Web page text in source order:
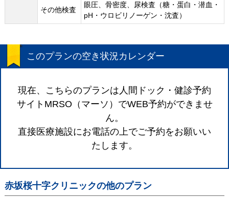
その他検査
眼圧、骨密度、尿検査（糖・蛋白・潜血・
pH・ウロビリノーゲン・沈査）
このプランの空き状況カレンダー
現在、こちらのプランは人間ドック・健診予約
サイトMRSO（マーソ）でWEB予約ができませ
ん。
直接医療施設にお電話の上でご予約をお願いい
たします。
赤坂桜十字クリニックの他のプラン